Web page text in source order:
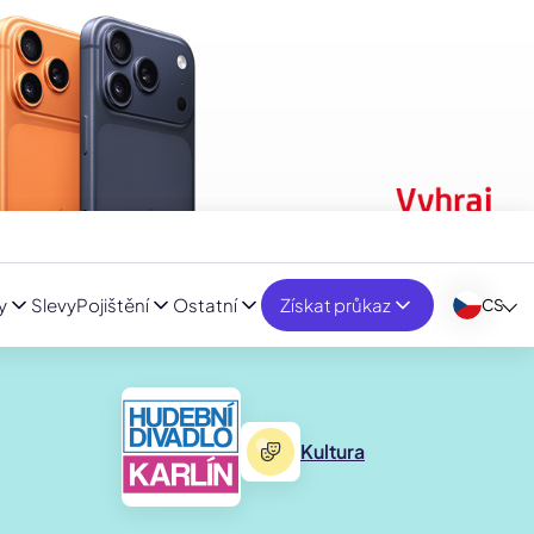
SlevyPojištění Získat průkaz
Ostatní CS
Kultura